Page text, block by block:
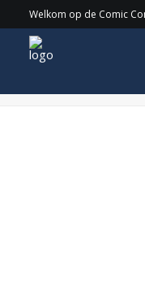
Welkom op de Comic